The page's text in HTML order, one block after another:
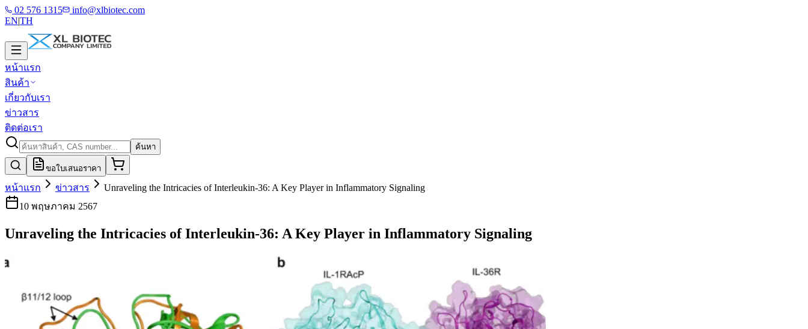
02 576 1315
info@xlbiotec.com
EN|TH
หน้าแรก
สินค้า
เกี่ยวกับเรา
ข่าวสาร
ติดต่อเรา
ค้นหา
ขอใบเสนอราคา
หน้าแรก ข่าวสาร
Unraveling the Intricacies of Interleukin-36: A Key Player in Inflammatory Signaling
10 พฤษภาคม 2567
Unraveling the Intricacies of Interleukin-36: A Key Player in Inflammatory Signaling